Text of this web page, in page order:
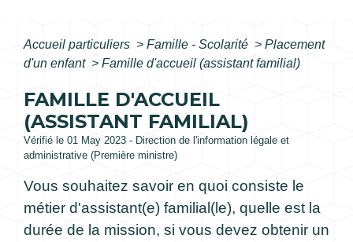
Accueil particuliers > Famille - Scolarité > Placement
d'un enfant > Famille d'accueil (assistant familial)
FAMILLE D'ACCUEIL
(ASSISTANT FAMILIAL)
Vérifié le 01 May 2023 - Direction de l'information légale et
administrative (Première ministre)
Vous souhaitez savoir en quoi consiste le
métier d'assistant(e) familial(le), quelle est la
durée de la mission, si vous devez obtenir un